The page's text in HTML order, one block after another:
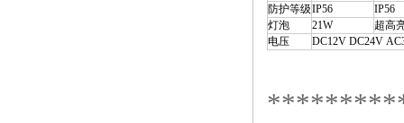
防护等级IP56
IP56
灯泡
21W
超高
电压
DC12V DC24V